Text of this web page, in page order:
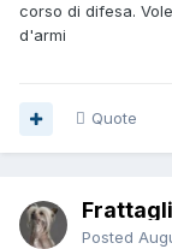
corso di difesa.
d'armi
Quote
Posted